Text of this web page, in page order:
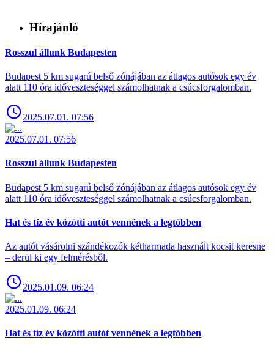
Hírajánló
Rosszul állunk Budapesten
Budapest 5 km sugarú belső zónájában az átlagos autósok egy év
alatt 110 óra időveszteséggel számolhatnak a csúcsforgalomban.
2025.07.01. 07:56
2025.07.01. 07:56
Rosszul állunk Budapesten
Budapest 5 km sugarú belső zónájában az átlagos autósok egy év
alatt 110 óra időveszteséggel számolhatnak a csúcsforgalomban.
Hat és tíz év közötti autót vennének a legtöbben
Az autót vásárolni szándékozók kétharmada használt kocsit keresne
– derül ki egy felmérésből.
2025.01.09. 06:24
2025.01.09. 06:24
Hat és tíz év közötti autót vennének a legtöbben